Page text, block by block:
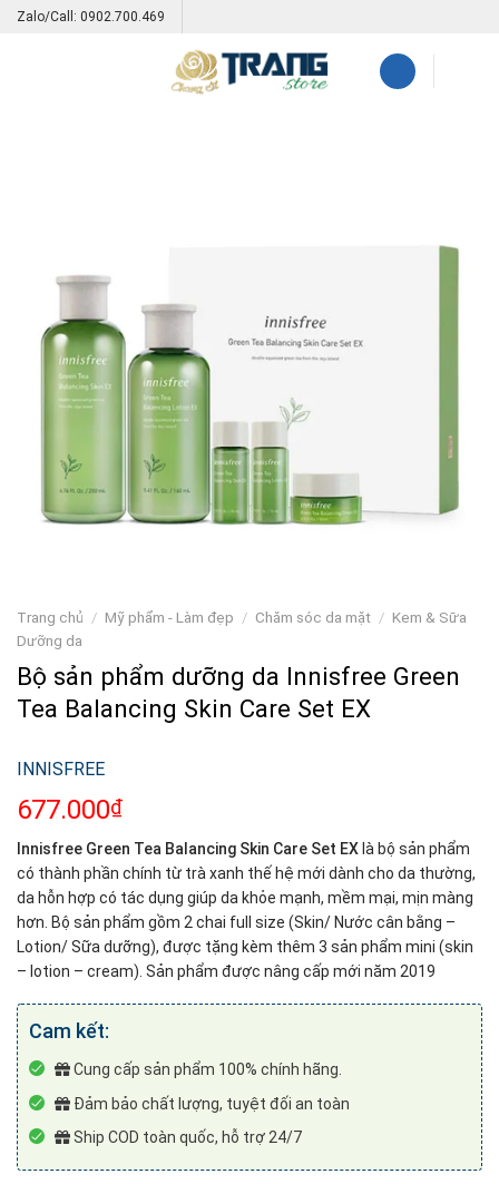
SkipZalo/Call: 0902.700.469
Trang chủ / Mỹ phẩm - Làm đẹp / Chăm sóc da mặt / Kem & Sữa
Dưỡng da
Bộ sản phẩm dưỡng da Innisfree Green
Tea Balancing Skin Care Set EX
INNISFREE
677.000₫
Innisfree Green Tea Balancing Skin Care Set EX là bộ sản phẩm
có thành phần chính từ trà xanh thế hệ mới dành cho da thường,
da hỗn hợp có tác dụng giúp da khỏe mạnh, mềm mại, mịn màng
hơn. Bộ sản phẩm gồm 2 chai full size (Skin/ Nước cân bằng –
Lotion/ Sữa dưỡng), được tặng kèm thêm 3 sản phẩm mini (skin
– lotion – cream). Sản phẩm được nâng cấp mới năm 2019
Cam kết:
Cung cấp sản phẩm 100% chính hãng.
Đảm bảo chất lượng, tuyệt đối an toàn
Ship COD toàn quốc, hỗ trợ 24/7